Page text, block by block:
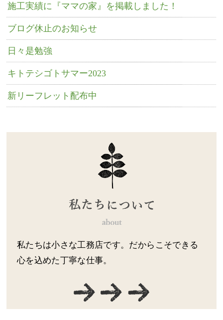
施工実績に『ママの家』を掲載しました！
ブログ休止のお知らせ
日々是勉強
キトテシゴトサマー2023
新リーフレット配布中
私たちは小さな工務店です。だからこそできる
心を込めた丁寧な仕事。